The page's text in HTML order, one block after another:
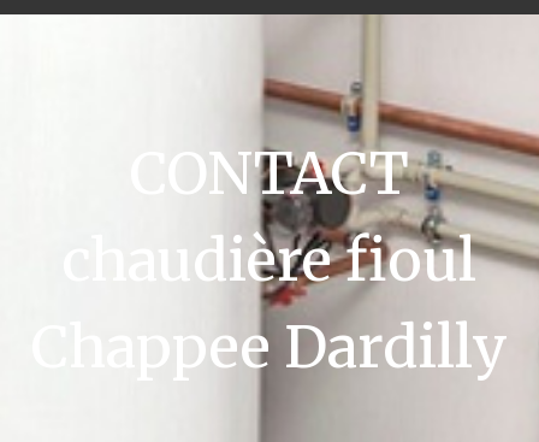
CONTACT
chaudière fioul
Chappee Dardilly